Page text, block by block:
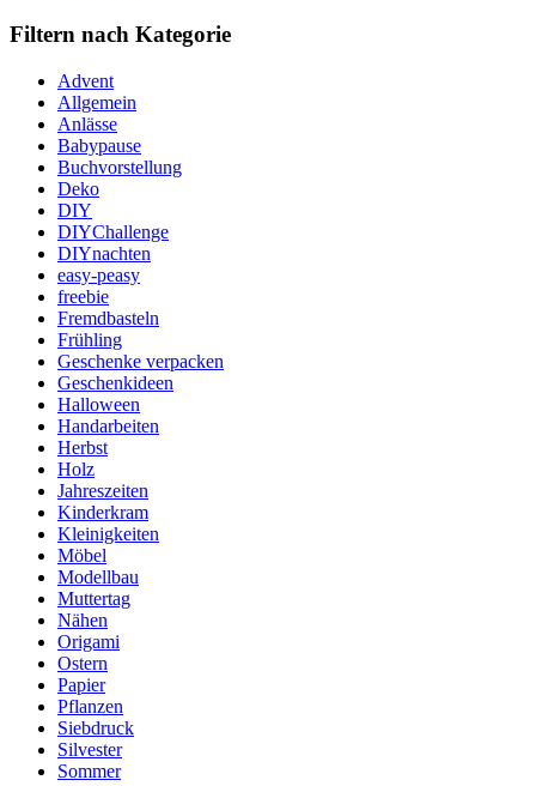
Filtern nach Kategorie
Advent
Allgemein
Anlässe
Babypause
Buchvorstellung
Deko
DIY
DIYChallenge
DIYnachten
easy-peasy
freebie
Fremdbasteln
Frühling
Geschenke verpacken
Geschenkideen
Halloween
Handarbeiten
Herbst
Holz
Jahreszeiten
Kinderkram
Kleinigkeiten
Möbel
Modellbau
Muttertag
Nähen
Origami
Ostern
Papier
Pflanzen
Siebdruck
Silvester
Sommer